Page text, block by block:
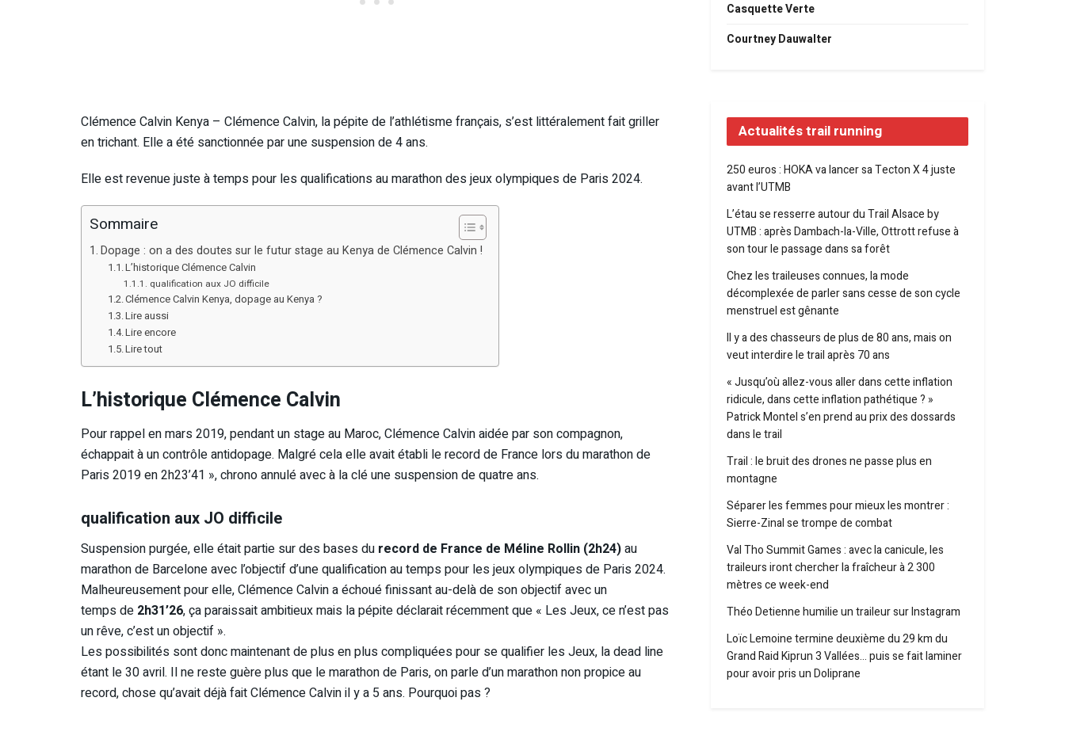
Clémence Calvin Kenya – Clémence Calvin, la pépite de l’athlétisme français, s’est littéralement fait griller
en trichant. Elle a été sanctionnée par une suspension de 4 ans.
Elle est revenue juste à temps pour les qualifications au marathon des jeux olympiques de Paris 2024.
Sommaire
Dopage : on a des doutes sur le futur stage au Kenya de Clémence Calvin !
L’historique Clémence Calvin
qualification aux JO difficile
Clémence Calvin Kenya, dopage au Kenya ?
Lire aussi
Lire encore
Lire tout
L’historique Clémence Calvin
Pour rappel en mars 2019, pendant un stage au Maroc, Clémence Calvin aidée par son compagnon,
échappait à un contrôle antidopage. Malgré cela elle avait établi le record de France lors du marathon de
Paris 2019 en 2h23’41 », chrono annulé avec à la clé une suspension de quatre ans.
qualification aux JO difficile
Suspension purgée, elle était partie sur des bases du record de France de Méline Rollin (2h24)au
marathon de Barcelone avec l’objectif d’une qualification au temps pour les jeux olympiques de Paris 2024.
Malheureusement pour elle, Clémence Calvin a échoué finissant au-delà de son objectif avec un
temps de 2h31’26, ça paraissait ambitieux mais la pépite déclarait récemment que « Les Jeux, ce n’est pas
un rêve, c’est un objectif ».
Les possibilités sont donc maintenant de plus en plus compliquées pour se qualifier les Jeux, la dead line
étant le 30 avril. Il ne reste guère plus que le marathon de Paris, on parle d’un marathon non propice au
record, chose qu’avait déjà fait Clémence Calvin il y a 5 ans. Pourquoi pas ?
Casquette Verte
Courtney Dauwalter
Actualités trail running
250 euros : HOKA va lancer sa Tecton X 4 juste
avant l’UTMB
L’étau se resserre autour du Trail Alsace by
UTMB : après Dambach-la-Ville, Ottrott refuse à
son tour le passage dans sa forêt
Chez les traileuses connues, la mode
décomplexée de parler sans cesse de son cycle
menstruel est gênante
Il y a des chasseurs de plus de 80 ans, mais on
veut interdire le trail après 70 ans
« Jusqu’où allez-vous aller dans cette inflation
ridicule, dans cette inflation pathétique ? »
Patrick Montel s’en prend au prix des dossards
dans le trail
Trail : le bruit des drones ne passe plus en
montagne
Séparer les femmes pour mieux les montrer :
Sierre-Zinal se trompe de combat
Val Tho Summit Games : avec la canicule, les
traileurs iront chercher la fraîcheur à 2 300
mètres ce week-end
Théo Detienne humilie un traileur sur Instagram
Loïc Lemoine termine deuxième du 29 km du
Grand Raid Kiprun 3 Vallées… puis se fait laminer
pour avoir pris un Doliprane